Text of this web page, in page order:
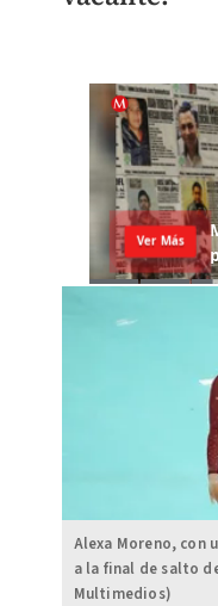
Alexa Moreno, con
a la final de salto
Multimedios)